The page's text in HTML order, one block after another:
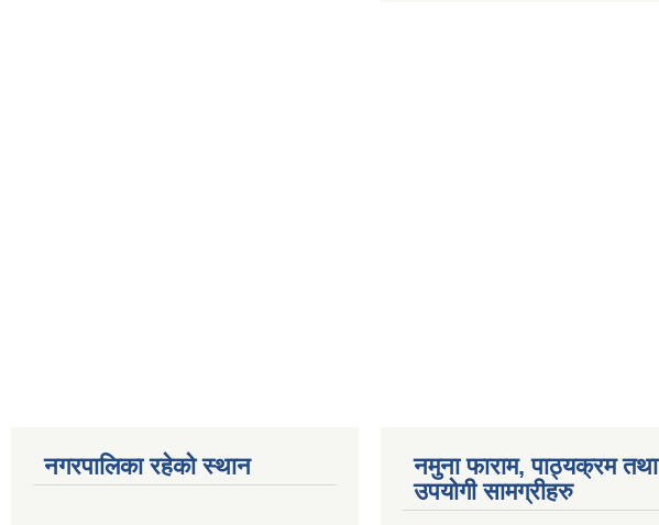
नगरपालिका रहेको स्थान
नमुना फाराम, पाठ्यक्रम तथा
उपयोगी सामग्रीहरु